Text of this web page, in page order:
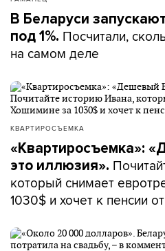
В Беларуси
под 1%. Посчитали,
на самом деле
КВАРТИРОСЪЕМКА
«Квартиросъемка»:
это иллюзия».
который снимает
1030$ и хочет к пенсии